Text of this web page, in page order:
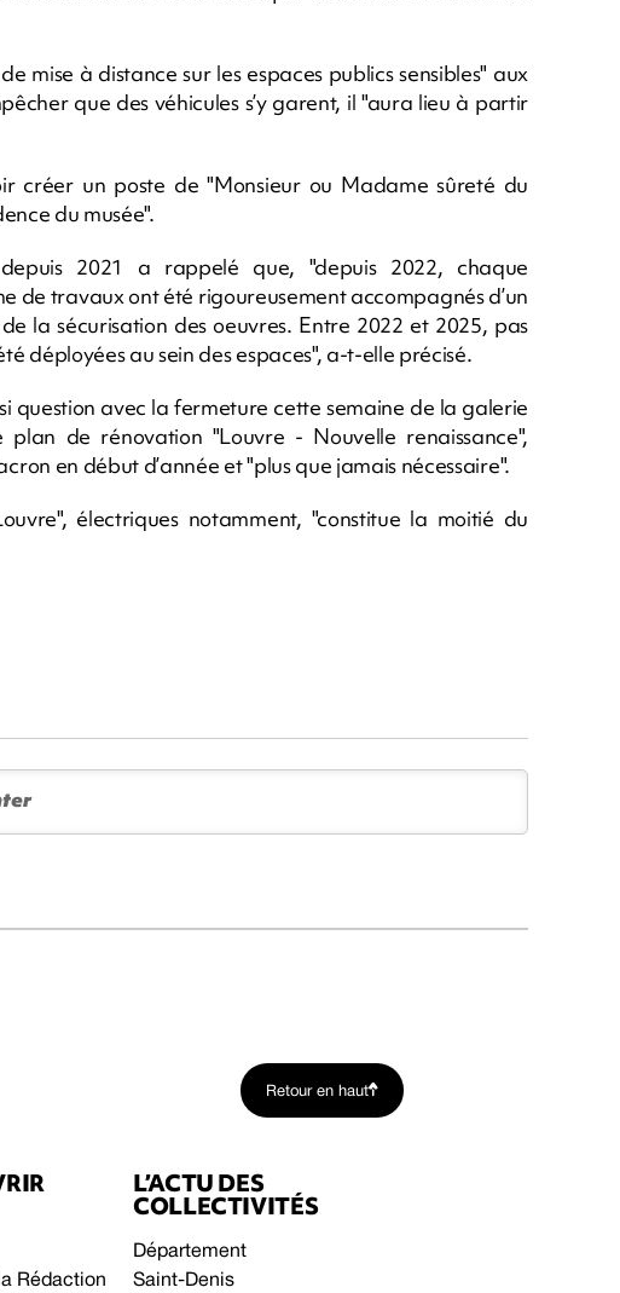
mise à distance sur les espaces publics sensibles" aux
que des véhicules s’y garent, il "aura lieu à partir
créer un poste de "Monsieur ou Madame sûreté du
du musée".
2021 a rappelé que, "depuis 2022, chaque
de travaux ont été rigoureusement accompagnés d’un
la sécurisation des oeuvres. Entre 2022 et 2025, pas
déployées au sein des espaces", a-t-elle précisé.
question avec la fermeture cette semaine de la galerie
de rénovation "Louvre - Nouvelle renaissance",
en début d’année et "plus que jamais nécessaire".
électriques notamment, "constitue la moitié du
Retour en haut
Rédaction
L’ACTU DES
COLLECTIVITÉS
Département
Saint-Denis